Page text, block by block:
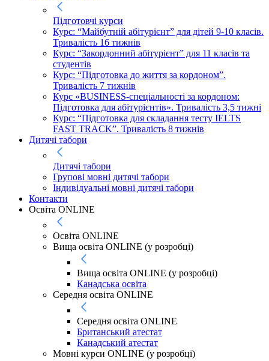
Підготовчі курси
Курс: “Майбутній абітурієнт” для дітей 9-10 класів.
Тривалість 16 тижнів
Курс: “Закордонний абітурієнт” для 11 класів та
студентів
Курс: “Підготовка до життя за кордоном”.
Тривалість 7 тижнів
Курс «BUSINESS-спеціальності за кордоном:
Підготовка для абітурієнтів». Тривалість 3,5 тижні
Курс: “Підготовка для складання тесту IELTS
FAST TRACK”. Тривалість 8 тижнів
Дитячі табори
Дитячі табори
Групові мовні дитячі табори
Індивідуальні мовні дитячі табори
Контакти
Освіта ONLINE
Освіта ONLINE
Вища освіта ONLINE (у розробці)
Вища освіта ONLINE (у розробці)
Канадська освіта
Середня освіта ONLINE
Середня освіта ONLINE
Британський атестат
Канадський атестат
Мовні курси ONLINE (у розробці)